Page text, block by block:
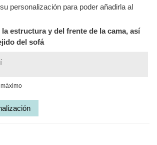
personalización para poder añadirla al
estructura y del frente de la cama, así
del sofá